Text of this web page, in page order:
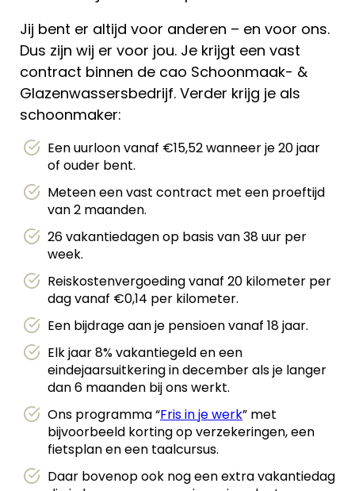
Jij bent er altijd voor anderen – en voor ons.
Dus zijn wij er voor jou. Je krijgt een vast
contract binnen de cao Schoonmaak- &
Glazenwassersbedrijf. Verder krijg je als
schoonmaker:
Een uurloon vanaf €15,52 wanneer je 20 jaar
of ouder bent.
Meteen een vast contract met een proeftijd
van 2 maanden.
26 vakantiedagen op basis van 38 uur per
week.
Reiskostenvergoeding vanaf 20 kilometer per
dag vanaf €0,14 per kilometer.
Een bijdrage aan je pensioen vanaf 18 jaar.
Elk jaar 8% vakantiegeld en een
eindejaarsuitkering in december als je langer
dan 6 maanden bij ons werkt.
Ons programma “Fris in je werk” met
bijvoorbeeld korting op verzekeringen, een
fietsplan en een taalcursus.
Daar bovenop ook nog een extra vakantiedag